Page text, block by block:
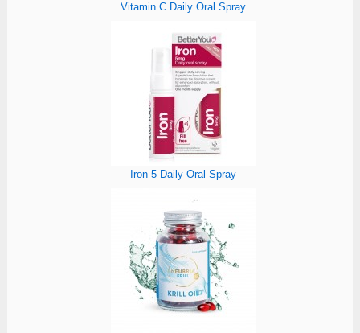
Vitamin C Daily Oral Spray
Iron 5 Daily Oral Spray